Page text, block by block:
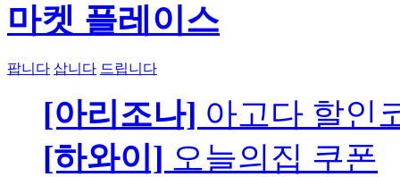
마켓 플레이스
팝니다 삽니다 드립니다
[아리조나] 아고다 할인
[하와이] 오늘의집 쿠폰